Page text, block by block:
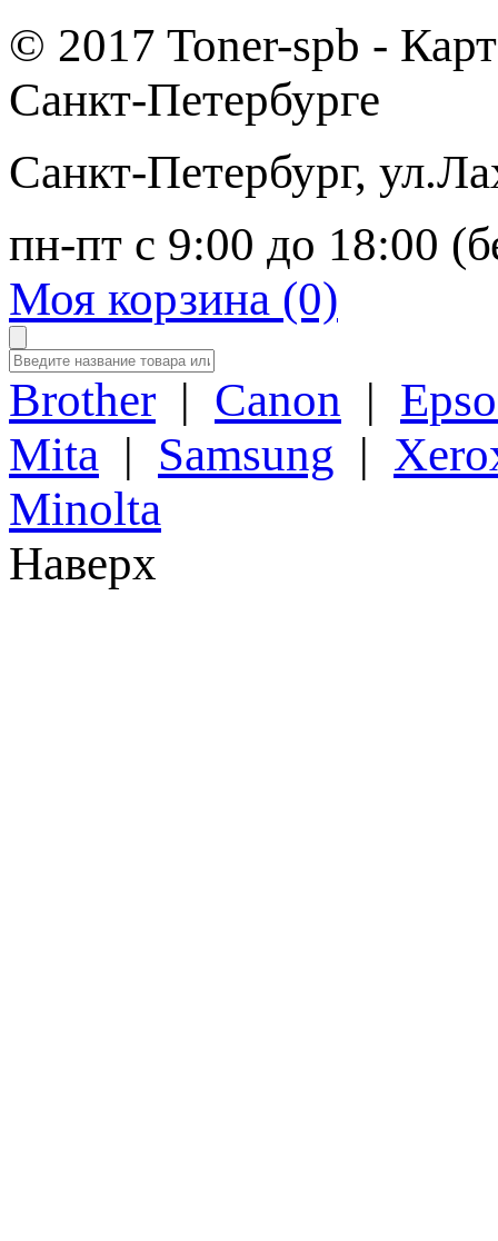
© 2017 Toner-spb -
Санкт-Петербурге
Санкт-Петербург,
пн-пт с 9:00 до 18:00
Моя корзина (0)
Brother | Canon |
Mita | Samsung |
Minolta
Наверх